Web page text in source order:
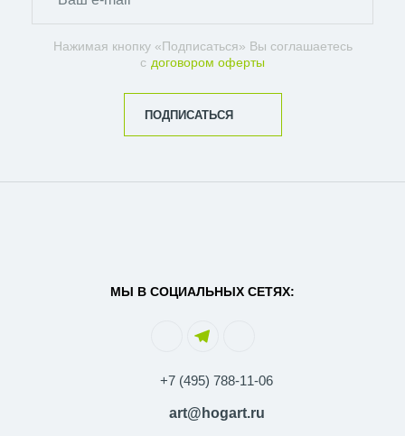
Нажимая кнопку «Подписаться» Вы соглашаетесь
с договором оферты
ПОДПИСАТЬСЯ
МЫ В СОЦИАЛЬНЫХ СЕТЯХ:
+7 (495) 788-11-06
art@hogart.ru